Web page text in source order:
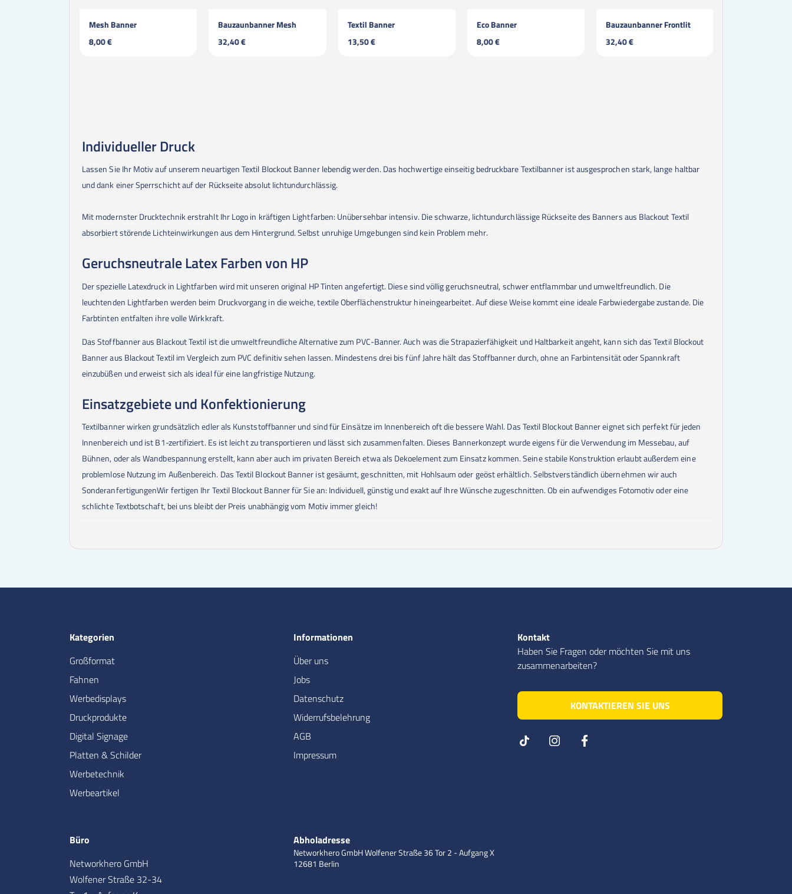
Mesh Banner
8,00 €
Bauzaunbanner Mesh
32,40 €
Textil Banner
13,50 €
Eco Banner
8,00 €
Bauzaunbanner Frontlit
32,40 €
Individueller Druck
Lassen Sie Ihr Motiv auf unserem neuartigen Textil Blockout Banner lebendig werden. Das hochwertige einseitig bedruckbare Textilbanner ist ausgesprochen stark, lange haltbar
und dank einer Sperrschicht auf der Rückseite absolut lichtundurchlässig.
Mit modernster Drucktechnik erstrahlt Ihr Logo in kräftigen Lightfarben: Unübersehbar intensiv. Die schwarze, lichtundurchlässige Rückseite des Banners aus Blackout Textil
absorbiert störende Lichteinwirkungen aus dem Hintergrund. Selbst unruhige Umgebungen sind kein Problem mehr.
Geruchsneutrale Latex Farben von HP
Der spezielle Latexdruck in Lightfarben wird mit unseren original HP Tinten angefertigt. Diese sind völlig geruchsneutral, schwer entflammbar und umweltfreundlich. Die
leuchtenden Lightfarben werden beim Druckvorgang in die weiche, textile Oberflächenstruktur hineingearbeitet. Auf diese Weise kommt eine ideale Farbwiedergabe zustande. Die
Farbtinten entfalten ihre volle Wirkkraft.
Das Stoffbanner aus Blackout Textil ist die umweltfreundliche Alternative zum PVC-Banner. Auch was die Strapazierfähigkeit und Haltbarkeit angeht, kann sich das Textil Blockout
Banner aus Blackout Textil im Vergleich zum PVC definitiv sehen lassen. Mindestens drei bis fünf Jahre hält das Stoffbanner durch, ohne an Farbintensität oder Spannkraft
einzubüßen und erweist sich als ideal für eine langfristige Nutzung.
Einsatzgebiete und Konfektionierung
Textilbanner wirken grundsätzlich edler als Kunststoffbanner und sind für Einsätze im Innenbereich oft die bessere Wahl. Das Textil Blockout Banner eignet sich perfekt für jeden
Innenbereich und ist B1-zertifiziert. Es ist leicht zu transportieren und lässt sich zusammenfalten. Dieses Bannerkonzept wurde eigens für die Verwendung im Messebau, auf
Bühnen, oder als Wandbespannung erstellt, kann aber auch im privaten Bereich etwa als Dekoelement zum Einsatz kommen. Seine stabile Konstruktion erlaubt außerdem eine
problemlose Nutzung im Außenbereich. Das Textil Blockout Banner ist gesäumt, geschnitten, mit Hohlsaum oder geöst erhältlich. Selbstverständlich übernehmen wir auch
SonderanfertigungenWir fertigen Ihr Textil Blockout Banner für Sie an: Individuell, günstig und exakt auf Ihre Wünsche zugeschnitten. Ob ein aufwendiges Fotomotiv oder eine
schlichte Textbotschaft, bei uns bleibt der Preis unabhängig vom Motiv immer gleich!
Kontakt
Haben Sie Fragen oder möchten Sie mit uns
zusammenarbeiten?
KONTAKTIEREN SIE UNS
Kategorien
Großformat
Fahnen
Werbedisplays
Druckprodukte
Digital Signage
Platten & Schilder
Werbetechnik
Werbeartikel
Informationen
Über uns
Jobs
Datenschutz
Widerrufsbelehrung
AGB
Impressum
Büro
Networkhero GmbH
Wolfener Straße 32-34
Abholadresse
Networkhero GmbHWolfener Straße 36Tor 2 - Aufgang X
12681 Berlin